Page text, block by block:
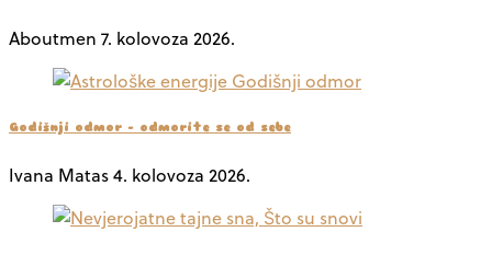
Aboutmen 7. kolovoza 2026.
Godišnji odmor – odmorite se od sebe
Ivana Matas4. kolovoza 2026.